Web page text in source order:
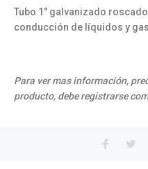
Tubo 1" galvanizado
conducción de líquidos y
Para ver mas información,
producto, debe registrarse